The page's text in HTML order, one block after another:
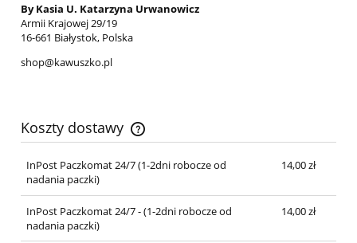
By Kasia U. Katarzyna Urwanowicz
Armii Krajowej 29/19
16-661 Białystok, Polska
shop@kawuszko.pl
Koszty dostawy
Cena nie zawiera ewentualnych kosztów płatności
InPost Paczkomat 24/7 (1-2dni robocze od
nadania paczki)
14,00 zł
InPost Paczkomat 24/7 - (1-2dni robocze od
nadania paczki)
14,00 zł